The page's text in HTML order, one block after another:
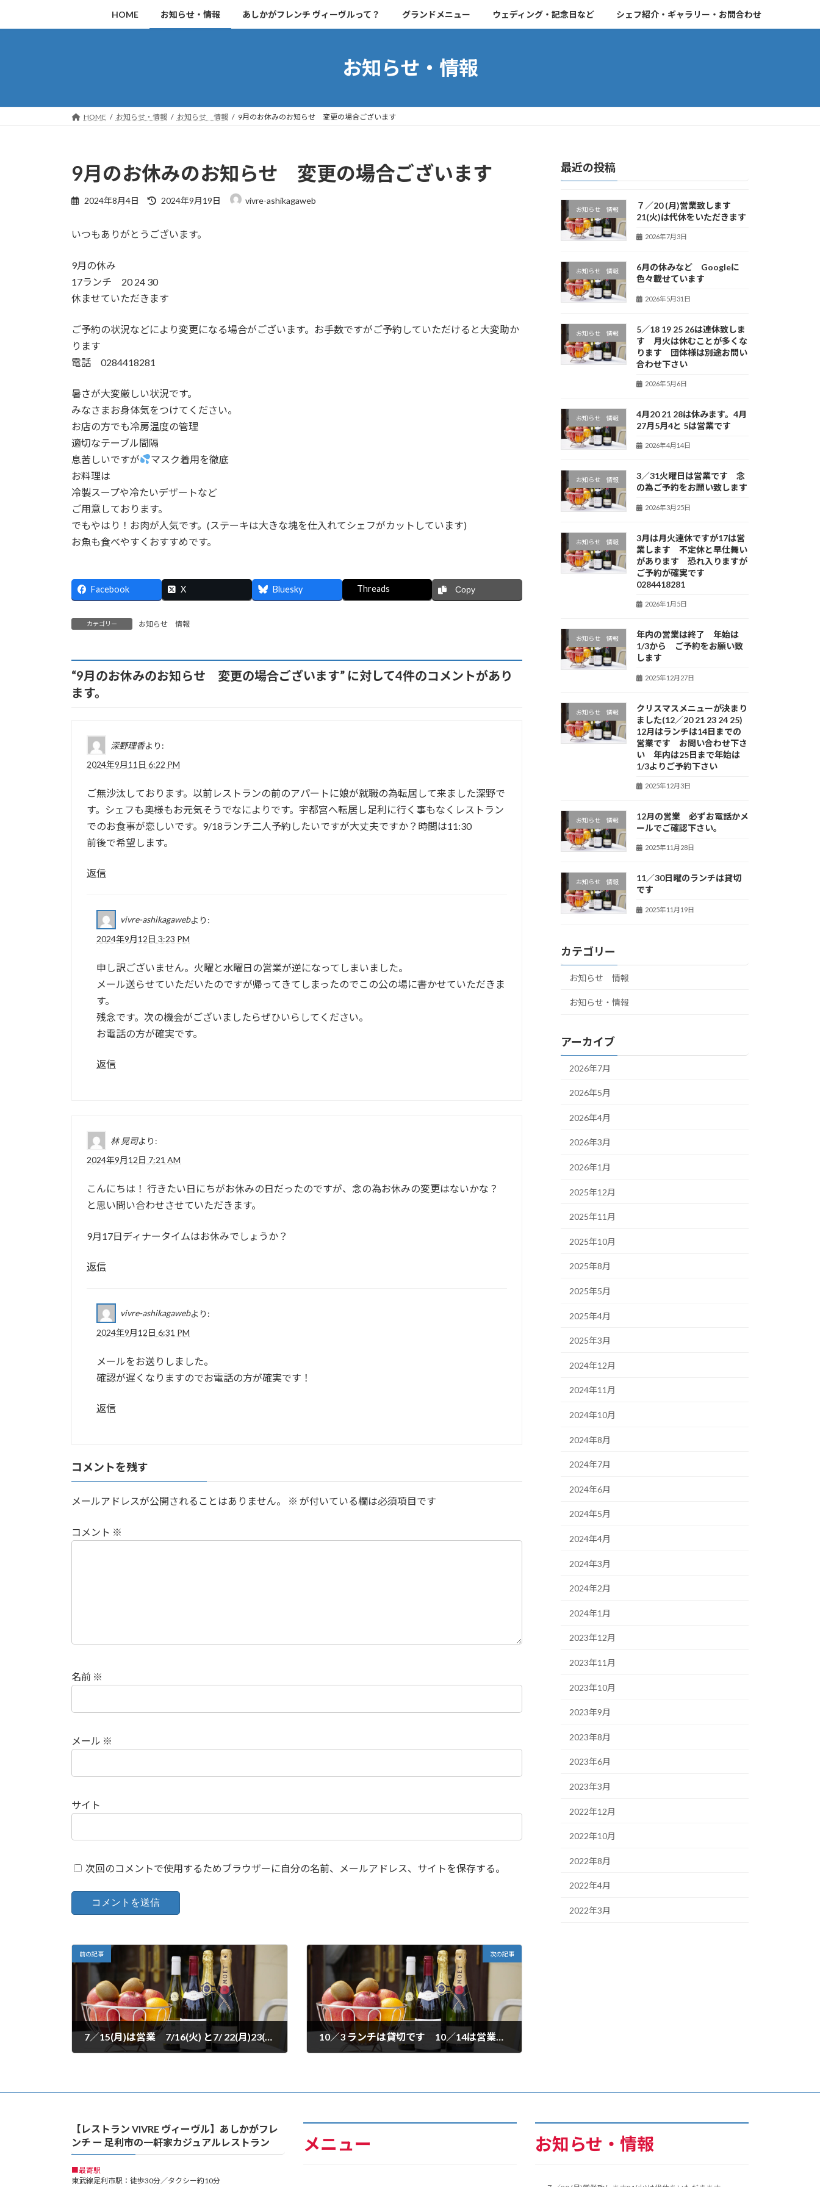
キ
に
HOME お知らせ・情報 あしかがフレンチ ヴィーヴルって？ グランドメニュー ウェディング・記念日など シェフ紹介・ギャラリー・お問合わせ
お知らせ・情報
HOME お知らせ・情報 お知らせ 情報 9月のお休みのお知らせ 変更の場合ございます
9月のお休みのお知らせ 変更の場合ございます
2024年8月4日
最
新
2024年9月19日 vivre-ashikagaweb
いつもありがとうございます。
9月の休み
17ランチ 20 24 30
休ませていただきます
ご予約の状況などにより変更になる場合がございます。お手数ですがご予約していただけると大変助か
ります
電話 0284418281
暑さが大変厳しい状況です。
みなさまお身体気をつけてください。
お店の方でも冷房温度の管理
適切なテーブル間隔
息苦しいですが
マスク着用を徹底
お料理は
冷製スープや冷たいデザートなど
ご用意しております。
でもやはり！お肉が人気です。(ステーキは大きな塊を仕入れてシェフがカットしています)
お魚も食べやすくおすすめです。
Facebook X Bluesky Threads Copy
カテゴリー お知らせ 情報
“9月のお休みのお知らせ 変更の場合ございます” に対して4件のコメントがあり
ます。
深野理香より:
2024年9月11日 6:22 PM
ご無沙汰しております。以前レストランの前のアパートに娘が就職の為転居して来ました深野で
す。シェフも奥様もお元気そうでなによりです。宇都宮へ転居し足利に行く事もなくレストラン
でのお食事が恋しいです。9/18ランチ二人予約したいですが大丈夫ですか？時間は11:30
前後で希望します。
返信
vivre-ashikagawebより:
2024年9月12日 3:23 PM
申し訳ございません。火曜と水曜日の営業が逆になってしまいました。
メール送らせていただいたのですが帰ってきてしまったのでこの公の場に書かせていただきま
す。
残念です。次の機会がございましたらぜひいらしてください。
お電話の方が確実です。
返信
林 晃司より:
2024年9月12日 7:21 AM
こんにちは！ 行きたい日にちがお休みの日だったのですが、念の為お休みの変更はないかな？
と思い問い合わせさせていただきます。
9月17日ディナータイムはお休みでしょうか？
返信
vivre-ashikagawebより:
2024年9月12日 6:31 PM
メールをお送りしました。
確認が遅くなりますのでお電話の方が確実です！
返信
コメントを残す
メールアドレスが公開されることはありません。 ※ が付いている欄は必須項目です
コメント ※
名前 ※
メール ※
サイト
次回のコメントで使用するためブラウザーに自分の名前、メールアドレス、サイトを保存する。
前の記事
7／15(月)は営業 7/16(火) と7/ 22(月)23(火)休みます
次の記事
10／3 ランチは貸切です 10／14は営業予定です
最近の投稿
お知らせ 情報
７／20 (月)営業致します
21(火)は代休をいただきます
2026年7月3日
お知らせ 情報
6月の休みなど Googleに
色々載せています
2026年5月31日
お知らせ 情報
5／18 19 25 26は連休致しま
す 月火は休むことが多くな
ります 団体様は別途お問い
合わせ下さい
2026年5月6日
お知らせ 情報
4月20 21 28は休みます。4月
27月5月4と 5は営業です
2026年4月14日
お知らせ 情報
3／31火曜日は営業です 念
の為ご予約をお願い致します
2026年3月25日
お知らせ 情報
3月は月火連休ですが17は営
業します 不定休と早仕舞い
があります 恐れ入りますが
ご予約が確実です
0284418281
2026年1月5日
お知らせ 情報
年内の営業は終了 年始は
1/3から ご予約をお願い致
します
2025年12月27日
お知らせ 情報
クリスマスメニューが決まり
ました(12／20 21 23 24 25)
12月はランチは14日までの
営業です お問い合わせ下さ
い 年内は25日まで年始は
1/3よりご予約下さい
2025年12月3日
お知らせ 情報
12月の営業 必ずお電話かメ
ールでご確認下さい。
2025年11月28日
お知らせ 情報
11／30日曜のランチは貸切
です
2025年11月19日
カテゴリー
お知らせ 情報
お知らせ・情報
アーカイブ
2026年7月
2026年5月
2026年4月
2026年3月
2026年1月
2025年12月
2025年11月
2025年10月
2025年8月
2025年5月
2025年4月
2025年3月
2024年12月
2024年11月
2024年10月
2024年8月
2024年7月
2024年6月
2024年5月
2024年4月
2024年3月
2024年2月
2024年1月
2023年12月
2023年11月
2023年10月
2023年9月
2023年8月
2023年6月
2023年3月
2022年12月
2022年10月
2022年8月
2022年4月
2022年3月
【レストラン VIVRE ヴィーヴル】あしかがフレ
ンチ ー 足利市の一軒家カジュアルレストラン
■最寄駅
東武線足利市駅：徒歩30分／タクシー約10分
メニュー お知らせ・情報